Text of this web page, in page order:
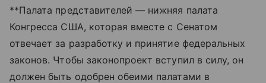
**Палата представителей — нижняя палата
Конгресса США, которая вместе с Сенатом
отвечает за разработку и принятие федеральных
законов. Чтобы законопроект вступил в силу, он
должен быть одобрен обеими палатами в